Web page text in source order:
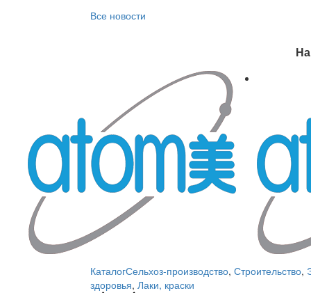
Все новости
КаталогСельхоз-производство, Строительство,
здоровья, Лаки, краски